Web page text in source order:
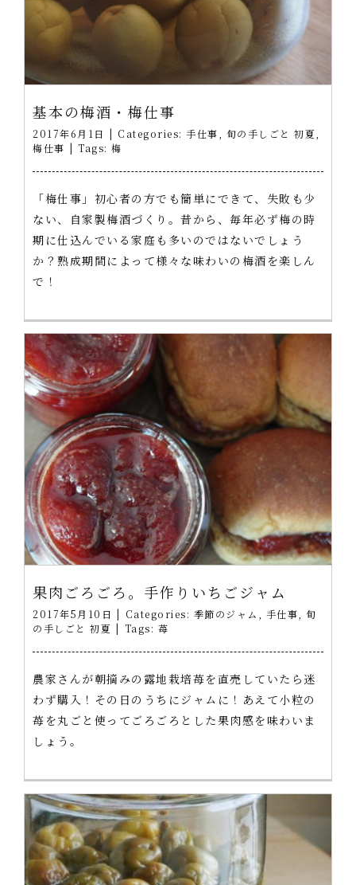
基本の梅酒・梅仕事
2017年6月1日 | Categories: 手仕事 旬の手しごと 初夏
梅仕事 | Tags: 梅
「梅仕事」初心者の方でも簡単にできて、失敗も少
ない、自家製梅酒づくり。昔から、毎年必ず梅の時
期に仕込んでいる家庭も多いのではないでしょう
か？熟成期間によって様々な味わいの梅酒を楽しん
で！
果肉ごろごろ。手作りいちごジャム
2017年5月10日 | Categories: 季節のジャム 手仕事
旬
の手しごと 初夏 | Tags: 苺
農家さんが朝摘みの露地栽培苺を直売していたら迷
わず購入！その日のうちにジャムに！あえて小粒の
苺を丸ごと使ってごろごろとした果肉感を味わいま
しょう。